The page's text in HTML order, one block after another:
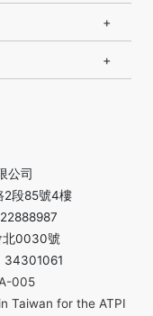
公司
2段85號4樓
北0030號
34301061
005
Taiwan for the ATPI